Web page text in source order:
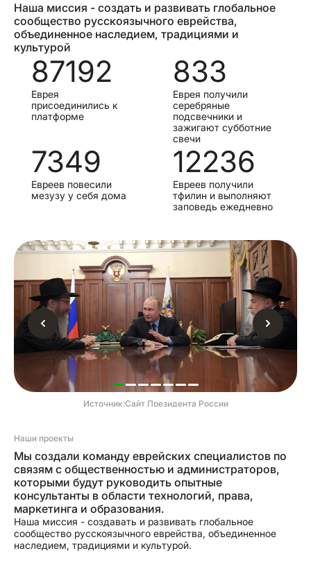
Наша миссия - создать и развивать глобальное
сообщество русскоязычного еврейства,
объединенное наследием, традициями и
культурой
87192
Еврея
присоединились к
платформе
833
Еврея получили
серебряные
подсвечники и
зажигают субботние
свечи
7349
Евреев повесили
мезузу у себя дома
12236
Евреев получили
тфилин и выполняют
заповедь ежедневно
Источник:Сайт Президента России
Наши проекты
Мы создали команду еврейских специалистов по
связям с общественностью и администраторов,
которыми будут руководить опытные
консультанты в области технологий, права,
маркетинга и образования.
Наша миссия - создавать и развивать глобальное
сообщество русскоязычного еврейства, объединенное
наследием, традициями и культурой.